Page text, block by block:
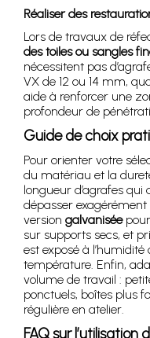
Réaliser des
Lors de travaux de
des toiles ou sangles
nécessitent pas
VX de 12 ou 14 mm,
aide à renforcer une
profondeur de
Guide de choix
Pour orienter votre
du matériau et la
longueur d’agrafes
dépasser
version galvanisée
sur supports secs, et
est exposé à
température. Enfin,
volume de travail :
ponctuels, boîtes plus
régulière en atelier.
FAQ sur l’utilisation